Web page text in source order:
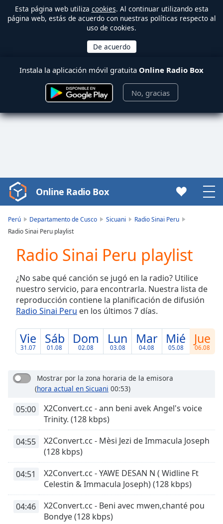
Esta página web utiliza cookies. Al continuar utilizando esta
página web, estás de acuerdo con nuestras políticas respecto al
uso de cookies.
Instala la aplicación móvil gratuita Online Radio Box
No, gracias
Video
Player
loading.
Video
Backward
Skip
Forward
Mute
Time0:00
Duration-:-
0.00%
Stream
Seek to
behind
LIVE
Time-
1x
Playback
Rate
Online Radio Box
Perú Departamento de Cusco Sicuani
Radio Sinai Peru
Radio Sinai Peru playlist
Radio Sinai Peru playlist
¿No sabe qué canción se jugó en la radio? Utilice
nuestro servicio, para encontrarla. Nuestra lista de
reproducción contiene la planificación de difusión
Radio Sinai Peru en los últimos 7 días.
Vie
31.07
Sáb
01.08
Dom
02.08
Lun
03.08
Mar
04.08
Mié
05.08
Jue
06.08
Mostrar por la zona horaria de la emisora
(hora actual en Sicuani 00:53)
05:00
X2Convert.cc - ann beni avek Angel's voice
Trinity. (128 kbps)
04:55
X2Convert.cc - Mèsi Jezi de Immacula Joseph
(128 kbps)
04:51
X2Convert.cc - YAWE DESAN N ( Widline Ft
Celestin & Immacula Joseph) (128 kbps)
04:46
X2Convert.cc - Beni avec mwen,chanté pou
Bondye (128 kbps)